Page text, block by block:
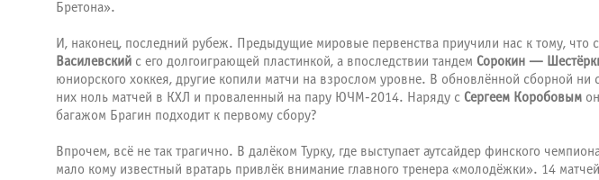
Бретона».
И, наконец, последний рубеж. Предыдущие мировые первенства приучили нас к тому,
Василевский с его долгоиграющей пластинкой, а впоследствии тандем Сорокин —
юниорского хоккея, другие копили матчи на взрослом уровне. В обновлённой сборной ни
них ноль матчей в КХЛ и проваленный на пару ЮЧМ-2014. Наряду с Сергеем Коробовым
багажом Брагин подходит к первому сбору?
Впрочем, всё не так трагично. В далёком Турку, где выступает аутсайдер финского
мало кому известный вратарь привлёк внимание главного тренера «молодёжки». 14